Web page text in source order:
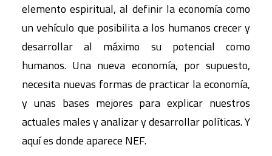
elemento espiritual, al definir la economía como
un vehículo que posibilita a los humanos crecer y
desarrollar al máximo su potencial como
humanos. Una nueva economía, por supuesto,
necesita nuevas formas de practicar la economía,
y unas bases mejores para explicar nuestros
actuales males y analizar y desarrollar políticas. Y
aquí es donde aparece NEF.